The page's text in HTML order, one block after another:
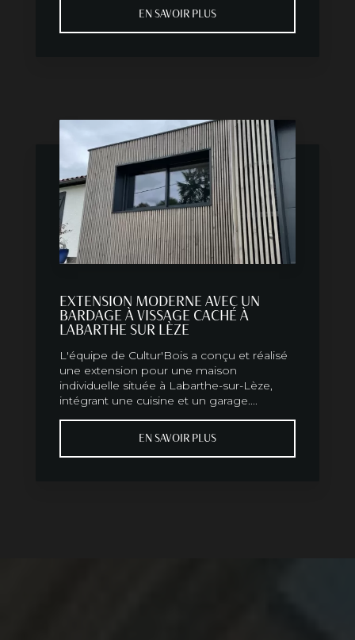
EN SAVOIR PLUS
EXTENSION MODERNE AVEC UN
BARDAGE À VISSAGE CACHÉ À
LABARTHE SUR LÈZE
L'équipe de Cultur'Bois a conçu et réalisé
une extension pour une maison
individuelle située à Labarthe-sur-Lèze,
intégrant une cuisine et un garage....
EN SAVOIR PLUS